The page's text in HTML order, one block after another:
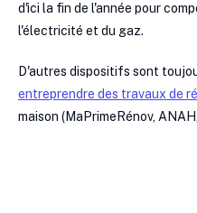
d'ici la fin de l'année pour
l'électricité et du gaz.
D'autres dispositifs sont
entreprendre des travaux de
maison (MaPrimeRénov,